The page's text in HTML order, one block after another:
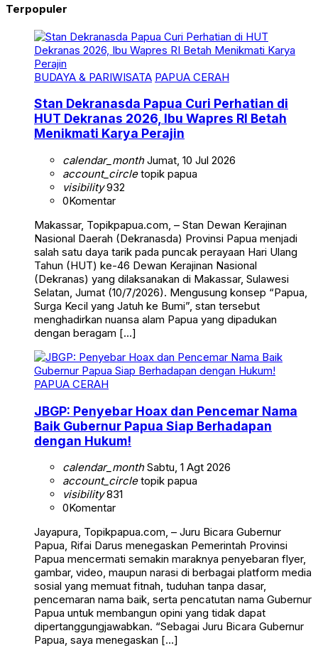
Terpopuler
BUDAYA & PARIWISATA PAPUA CERAH
Stan Dekranasda Papua Curi Perhatian di
HUT Dekranas 2026, Ibu Wapres RI Betah
Menikmati Karya Perajin
calendar_monthJumat, 10 Jul 2026
account_circletopik papua
visibility932
0Komentar
Makassar, Topikpapua.com, – Stan Dewan Kerajinan
Nasional Daerah (Dekranasda) Provinsi Papua menjadi
salah satu daya tarik pada puncak perayaan Hari Ulang
Tahun (HUT) ke-46 Dewan Kerajinan Nasional
(Dekranas) yang dilaksanakan di Makassar, Sulawesi
Selatan, Jumat (10/7/2026). Mengusung konsep “Papua,
Surga Kecil yang Jatuh ke Bumi”, stan tersebut
menghadirkan nuansa alam Papua yang dipadukan
dengan beragam […]
PAPUA CERAH
JBGP: Penyebar Hoax dan Pencemar Nama
Baik Gubernur Papua Siap Berhadapan
dengan Hukum!
calendar_monthSabtu, 1 Agt 2026
account_circletopik papua
visibility831
0Komentar
Jayapura, Topikpapua.com, – Juru Bicara Gubernur
Papua, Rifai Darus menegaskan Pemerintah Provinsi
Papua mencermati semakin maraknya penyebaran flyer,
gambar, video, maupun narasi di berbagai platform media
sosial yang memuat fitnah, tuduhan tanpa dasar,
pencemaran nama baik, serta pencatutan nama Gubernur
Papua untuk membangun opini yang tidak dapat
dipertanggungjawabkan. “Sebagai Juru Bicara Gubernur
Papua, saya menegaskan […]